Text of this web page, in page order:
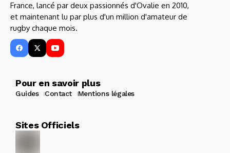
France, lancé par deux passionnés d'Ovalie en 2010,
et maintenant lu par plus d'un million d'amateur de
rugby chaque mois.
Pour en savoir plus
Guides Contact Mentions légales
Sites Officiels